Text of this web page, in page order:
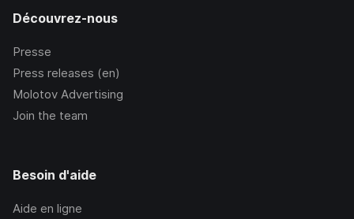
Découvrez-nous
Presse
Press releases (en)
Molotov Advertising
Join the team
Besoin d'aide
Aide en ligne